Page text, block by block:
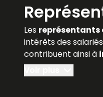
Les représentants
intérêts des
contribuent ainsi à
droit, les juristes
Lefebvre Dalloz